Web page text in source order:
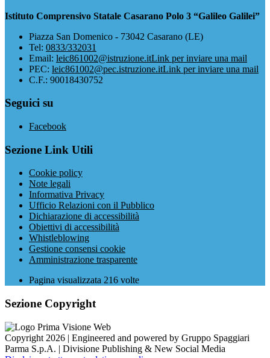
Istituto Comprensivo Statale Casarano Polo 3 “Galileo Galilei”
Piazza San Domenico - 73042 Casarano (LE)
Tel: 0833/332031
Email: leic861002@istruzione.itLink per inviare una mail
PEC: leic861002@pec.istruzione.itLink per inviare una mail
C.F.: 90018430752
Seguici su
Facebook
Sezione Link Utili
Cookie policy
Note legali
Informativa Privacy
Ufficio Relazioni con il Pubblico
Dichiarazione di accessibilità
Obiettivi di accessibilità
Whistleblowing
Gestione consensi cookie
Amministrazione trasparente
Pagina visualizzata 216 volte
Sezione Copyright
Copyright 2026 | Engineered and powered by Gruppo Spaggiari
Parma S.p.A. | Divisione Publishing & New Social Media